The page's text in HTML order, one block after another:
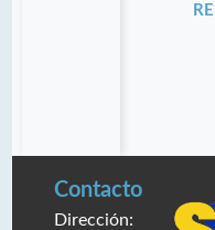
Contacto
Dirección: